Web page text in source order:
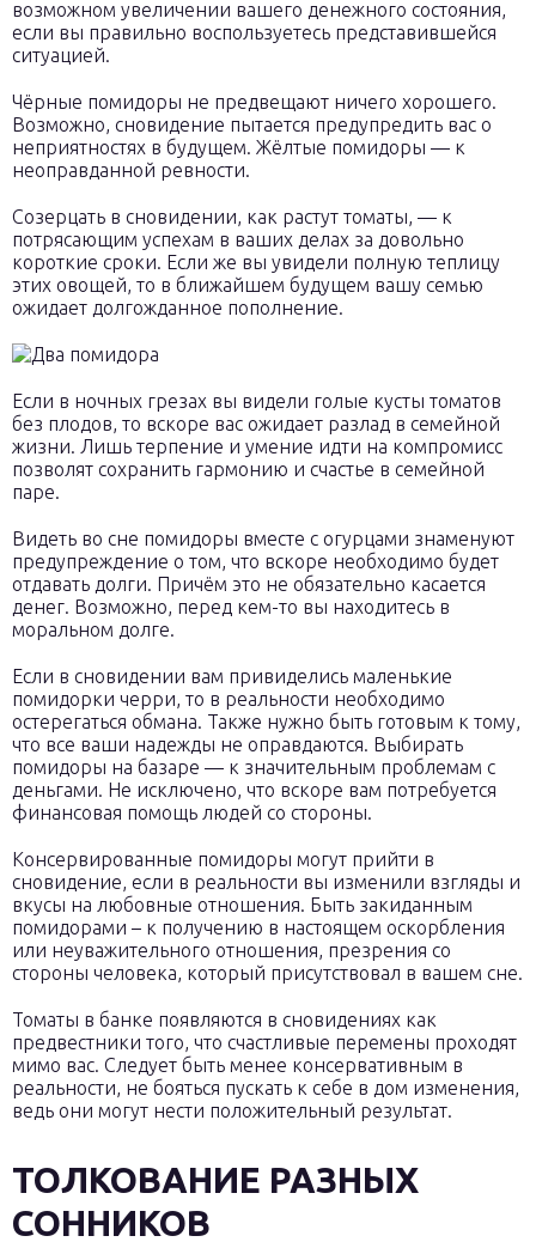
возможном увеличении вашего денежного состояния,
если вы правильно воспользуетесь представившейся
ситуацией.
Чёрные помидоры не предвещают ничего хорошего.
Возможно, сновидение пытается предупредить вас о
неприятностях в будущем. Жёлтые помидоры — к
неоправданной ревности.
Созерцать в сновидении, как растут томаты, — к
потрясающим успехам в ваших делах за довольно
короткие сроки. Если же вы увидели полную теплицу
этих овощей, то в ближайшем будущем вашу семью
ожидает долгожданное пополнение.
Если в ночных грезах вы видели голые кусты томатов
без плодов, то вскоре вас ожидает разлад в семейной
жизни. Лишь терпение и умение идти на компромисс
позволят сохранить гармонию и счастье в семейной
паре.
Видеть во сне помидоры вместе с огурцами знаменуют
предупреждение о том, что вскоре необходимо будет
отдавать долги. Причём это не обязательно касается
денег. Возможно, перед кем-то вы находитесь в
моральном долге.
Если в сновидении вам привиделись маленькие
помидорки черри, то в реальности необходимо
остерегаться обмана. Также нужно быть готовым к тому,
что все ваши надежды не оправдаются. Выбирать
помидоры на базаре — к значительным проблемам с
деньгами. Не исключено, что вскоре вам потребуется
финансовая помощь людей со стороны.
Консервированные помидоры могут прийти в
сновидение, если в реальности вы изменили взгляды и
вкусы на любовные отношения. Быть закиданным
помидорами – к получению в настоящем оскорбления
или неуважительного отношения, презрения со
стороны человека, который присутствовал в вашем сне.
Томаты в банке появляются в сновидениях как
предвестники того, что счастливые перемены проходят
мимо вас. Следует быть менее консервативным в
реальности, не бояться пускать к себе в дом изменения,
ведь они могут нести положительный результат.
ТОЛКОВАНИЕ РАЗНЫХ
СОННИКОВ